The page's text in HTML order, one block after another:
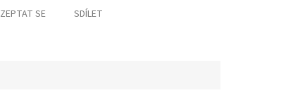
ZEPTAT SE SDÍLET